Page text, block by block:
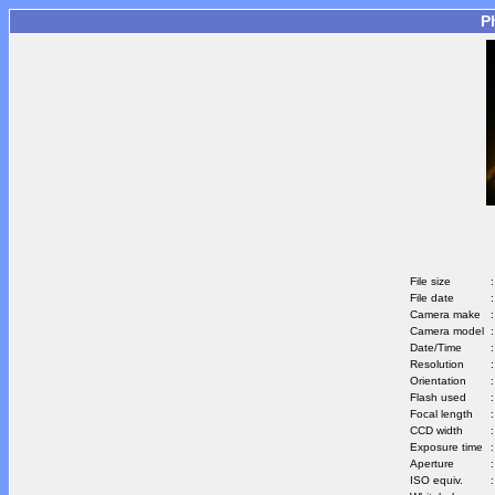
File size
:
File date
:
Camera make
:
Camera model
:
Date/Time
:
Resolution
:
Orientation
:
Flash used
:
Focal length
:
CCD width
:
Exposure time
:
Aperture
:
ISO equiv.
: